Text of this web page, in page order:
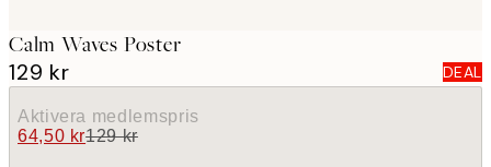
Calm Waves Poster
129 kr DEAL
Aktivera medlemspris
64,50 kr129 kr